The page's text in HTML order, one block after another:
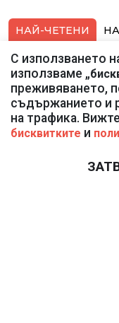
НАЙ-ЧЕТЕНИ
С използването
използваме „
преживяването,
съдържанието и
на трафика.
бисквитките и